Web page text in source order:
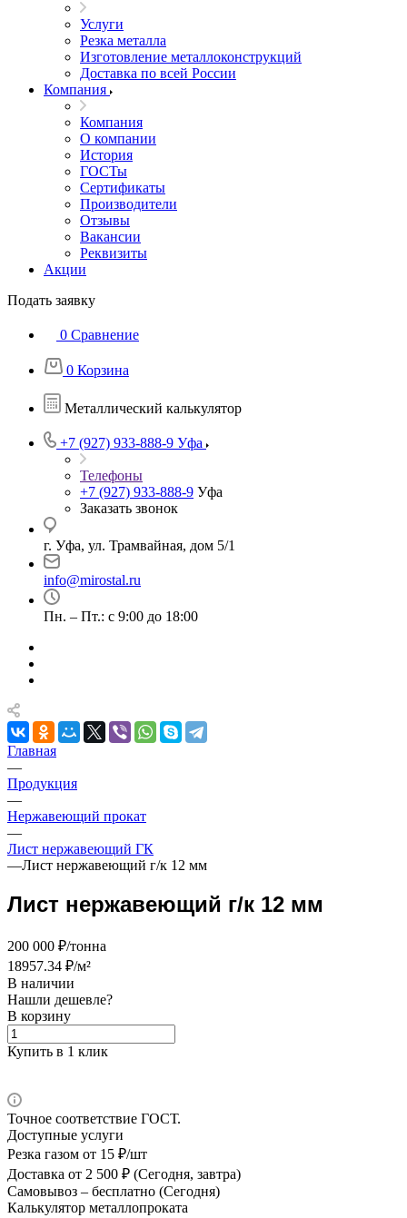
Услуги
Резка металла
Изготовление металлоконструкций
Доставка по всей России
Компания
Компания
О компании
История
ГОСТы
Сертификаты
Производители
Отзывы
Вакансии
Реквизиты
Акции
Подать заявку
0 Сравнение
0 Корзина
Металлический калькулятор
+7 (927) 933-888-9 Уфа
Телефоны
+7 (927) 933-888-9 Уфа
Заказать звонок
г. Уфа, ул. Трамвайная, дом 5/1
info@mirostal.ru
Пн. – Пт.: с 9:00 до 18:00
Главная
—
Продукция
—
Нержавеющий прокат
—
Лист нержавеющий ГК
—Лист нержавеющий г/к 12 мм
Лист нержавеющий г/к 12 мм
200 000 ₽/тонна
18957.34 ₽/м²
В наличии
Нашли дешевле?
В корзину
Купить в 1 клик
Точное соответствие ГОСТ.
Доступные услуги
Резка газом от 15 ₽/шт
Доставка от 2 500 ₽ (Сегодня, завтра)
Самовывоз – бесплатно (Сегодня)
Калькулятор металлопроката